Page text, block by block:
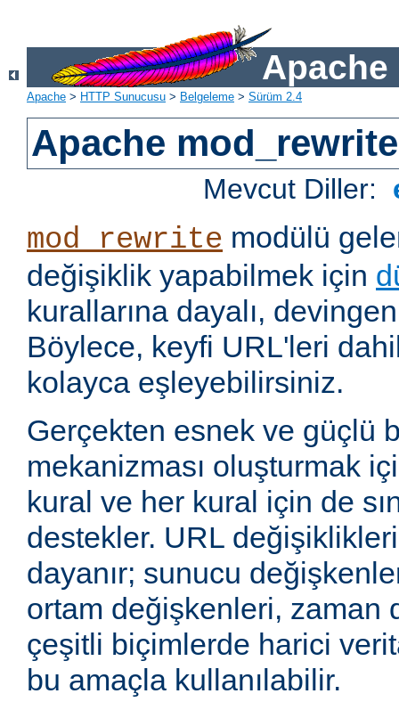
Apache
Apache > HTTP Sunucusu > Belgeleme > Sürüm 2.4
Apache mod_rewrite
Mevcut Diller:
mod_rewrite modülü
değişiklik yapabilmek için
kurallarına dayalı,
Böylece, keyfi URL'leri
kolayca eşleyebilirsiniz.
Gerçekten esnek ve güçlü
mekanizması oluşturmak
kural ve her kural için de
destekler. URL
dayanır; sunucu
ortam değişkenleri, zaman
çeşitli biçimlerde harici
bu amaçla kullanılabilir.